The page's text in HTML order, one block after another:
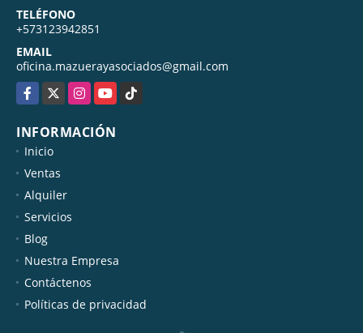
TELÉFONO
+573123942851
EMAIL
oficina.mazuerayasociados@gmail.com
Facebook
X InstagramYouTubeTikTok
INFORMACIÓN
Inicio
Ventas
Alquiler
Servicios
Blog
Nuestra Empresa
Contáctenos
Políticas de privacidad